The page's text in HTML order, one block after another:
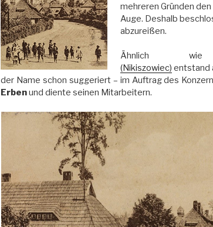
mehreren Gründen
Auge. Deshalb
abzureißen.
Ähnlich
(Nikiszowiec) entstand
der Name schon suggeriert – im Auftrag des
Erbenund diente seinen Mitarbeitern.